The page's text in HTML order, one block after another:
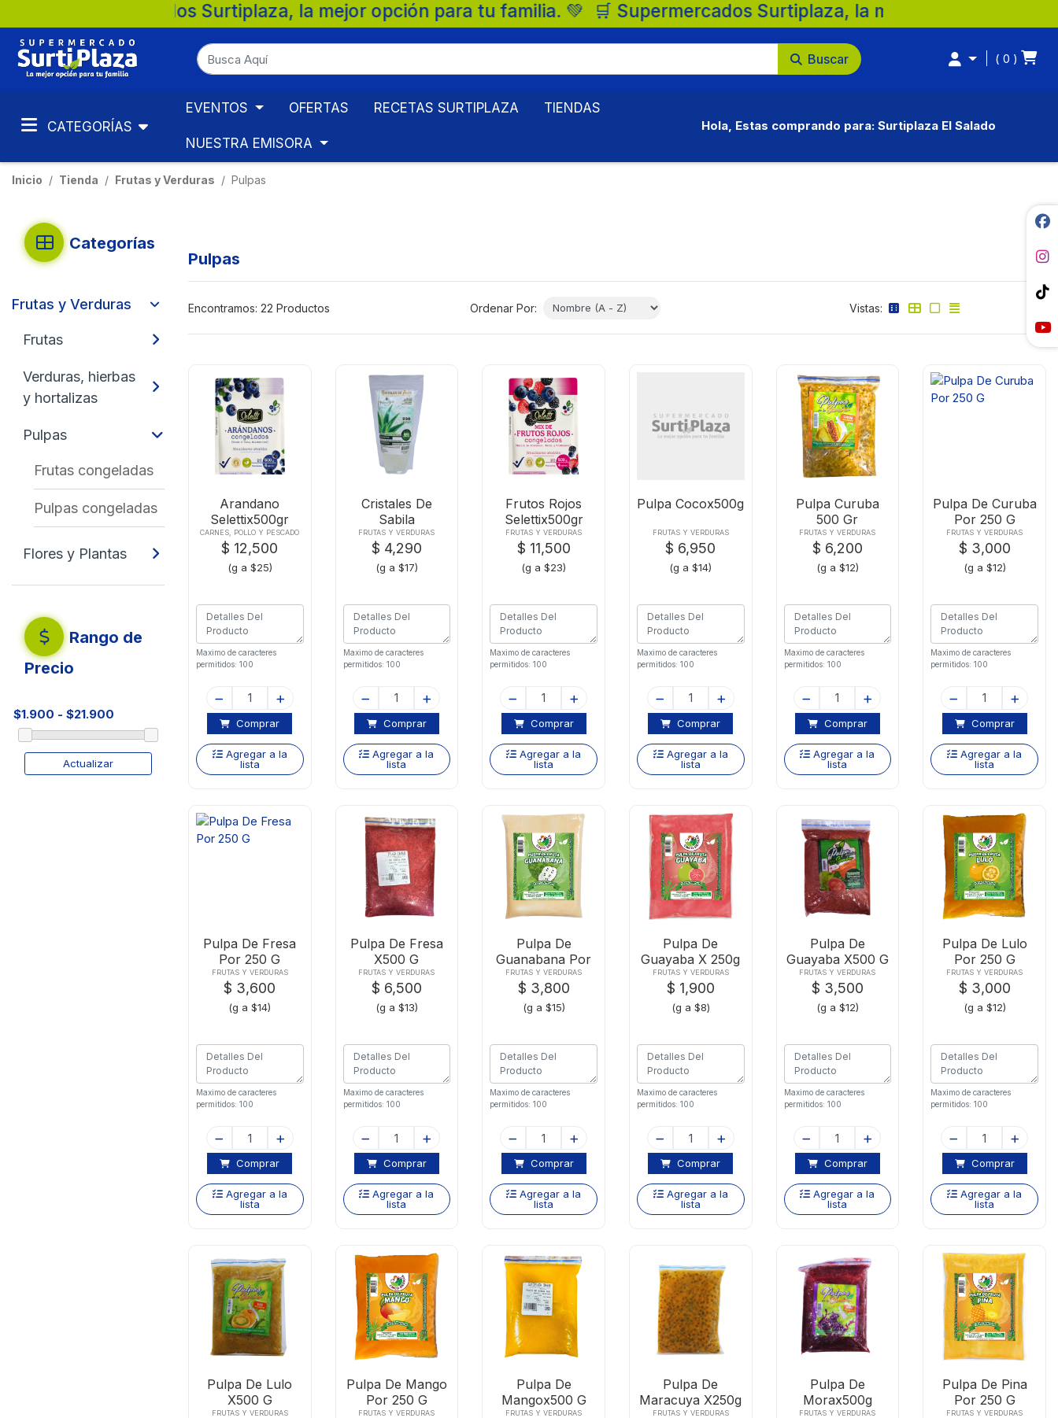
Surtiplaza, la mejor opción para tu familia. 💚 🛒 Supermercados Surtiplaza, la mejor opción para tu familia. 💚
Buscar 0
CATEGORÍAS
EVENTOS OFERTAS RECETAS SURTIPLAZA TIENDAS
NUESTRA EMISORA
Hola, Estas comprando para: Surtiplaza El Salado
Inicio Tienda Frutas y Verduras Pulpas
Categorías
Frutas y Verduras
Frutas
Verduras, hierbas
y hortalizas
Pulpas
Frutas congeladas
Pulpas congeladas
Flores y Plantas
Rango de
Precio
Actualizar
Pulpas
Encontramos: 22 Productos Ordenar Por: Vistas:
Arandano
Selettix500gr
Congelado
CARNES, POLLO Y PESCADO
$ 12,500
(g a $25)
Maximo de caracteres
permitidos: 100
Comprar
Agregar a la
lista
Cristales De
Sabila
Distrifrutosx250g
Al
FRUTAS Y VERDURAS
$ 4,290
(g a $17)
Maximo de caracteres
permitidos: 100
Comprar
Agregar a la
lista
Frutos Rojos
Selettix500gr
Congelado
FRUTAS Y VERDURAS
$ 11,500
(g a $23)
Maximo de caracteres
permitidos: 100
Comprar
Agregar a la
lista
Pulpa Cocox500g
FRUTAS Y VERDURAS
$ 6,950
(g a $14)
Maximo de caracteres
permitidos: 100
Comprar
Agregar a la
lista
Pulpa Curuba
500 Gr
FRUTAS Y VERDURAS
$ 6,200
(g a $12)
Maximo de caracteres
permitidos: 100
Comprar
Agregar a la
lista
Pulpa De Curuba
Por 250 G
FRUTAS Y VERDURAS
$ 3,000
(g a $12)
Maximo de caracteres
permitidos: 100
Comprar
Agregar a la
lista
Pulpa De Fresa
Por 250 G
FRUTAS Y VERDURAS
$ 3,600
(g a $14)
Maximo de caracteres
permitidos: 100
Comprar
Agregar a la
lista
Pulpa De Fresa
X500 G
FRUTAS Y VERDURAS
$ 6,500
(g a $13)
Maximo de caracteres
permitidos: 100
Comprar
Agregar a la
lista
Pulpa De
Guanabana Por
250 G
FRUTAS Y VERDURAS
$ 3,800
(g a $15)
Maximo de caracteres
permitidos: 100
Comprar
Agregar a la
lista
Pulpa De
Guayaba X 250g
FRUTAS Y VERDURAS
$ 1,900
(g a $8)
Maximo de caracteres
permitidos: 100
Comprar
Agregar a la
lista
Pulpa De
Guayaba X500 G
FRUTAS Y VERDURAS
$ 3,500
(g a $12)
Maximo de caracteres
permitidos: 100
Comprar
Agregar a la
lista
Pulpa De Lulo
Por 250 G
FRUTAS Y VERDURAS
$ 3,000
(g a $12)
Maximo de caracteres
permitidos: 100
Comprar
Agregar a la
lista
Pulpa De Lulo
X500 G
FRUTAS Y VERDURAS
Pulpa De Mango
Por 250 G
FRUTAS Y VERDURAS
Pulpa De
Mangox500 G
FRUTAS Y VERDURAS
Pulpa De
Maracuya X250g
FRUTAS Y VERDURAS
Pulpa De
Morax500g
FRUTAS Y VERDURAS
Pulpa De Pina
Por 250 G
FRUTAS Y VERDURAS